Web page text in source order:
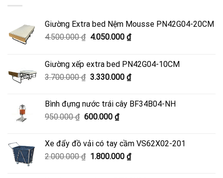
Giường Extra bed Nệm Mousse PN42G04-20CM
4.500.000₫ Giá
4.500.000 ₫.
4.050.000 ₫Giá
là:
4.050.000 ₫.
Giường xếp extra bed PN42G04-10CM
3.700.000₫ Giá
3.700.000 ₫.
3.330.000 ₫Giá
là:
Bình đựng nước trái cây BF34B04-NH
950.000₫ Giá
950.000 ₫.
600.000 ₫Giá
là:
600.000 ₫.
Xe đẩy đồ vải có tay cầm VS62X02-201
2.000.000₫ Giá
1.800.000 ₫Giá